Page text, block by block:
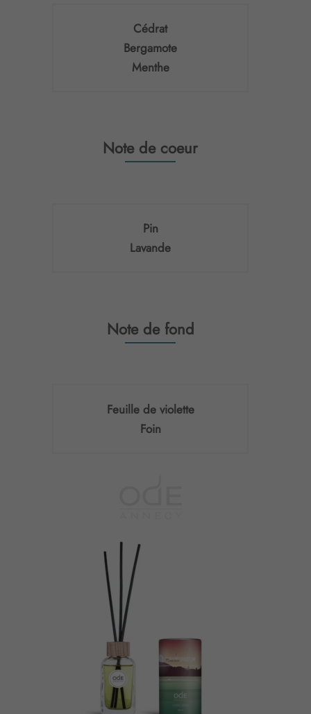
Cédrat
Bergamote
Menthe
Note de coeur
Pin
Lavande
Note de fond
Feuille de violette
Foin